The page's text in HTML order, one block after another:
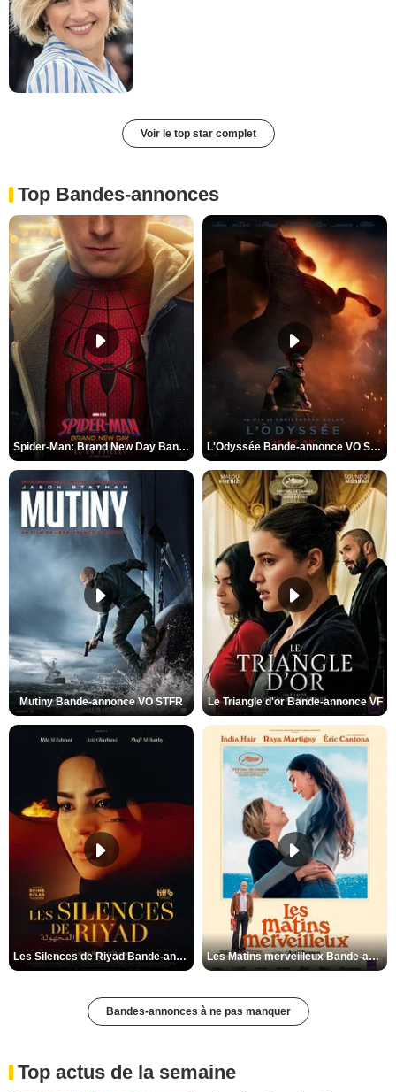
Voir le top star complet
Top Bandes-annonces
Spider-Man: Brand New Day Bande-annonce VO STFR L'Odyssée Bande-annonce VO STFR
Mutiny Bande-annonce VO STFR Le Triangle d'or Bande-annonce VF
Les Silences de Riyad Bande-annonce VO STFR Les Matins merveilleux Bande-annonce VF
Bandes-annonces à ne pas manquer
Top actus de la semaine